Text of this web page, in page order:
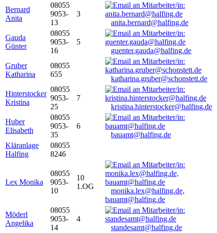
Bernard
Anita
08055
9053-
13
3
anita.bernard@halfing.de
Gauda
Günter
08055
9053-
16
5
guenter.gauda@halfing.de
Gruber
Katharina
08055
655
katharina.gruber@schonstett.de
Hinterstocker
Kristina
08055
9053-
25
7
kristina.hinterstocker@halfing.de
Huber
Elisabeth
08055
9053-
35
6
bauamt@halfing.de
Kläranlage
Halfing
08055
8246
Lex Monika
08055
9053-
10
10
1.OG
monika.lex@halfing.de,
bauamt@halfing.de
Möderl
Angelika
08055
9053-
14
4
standesamt@halfing.de